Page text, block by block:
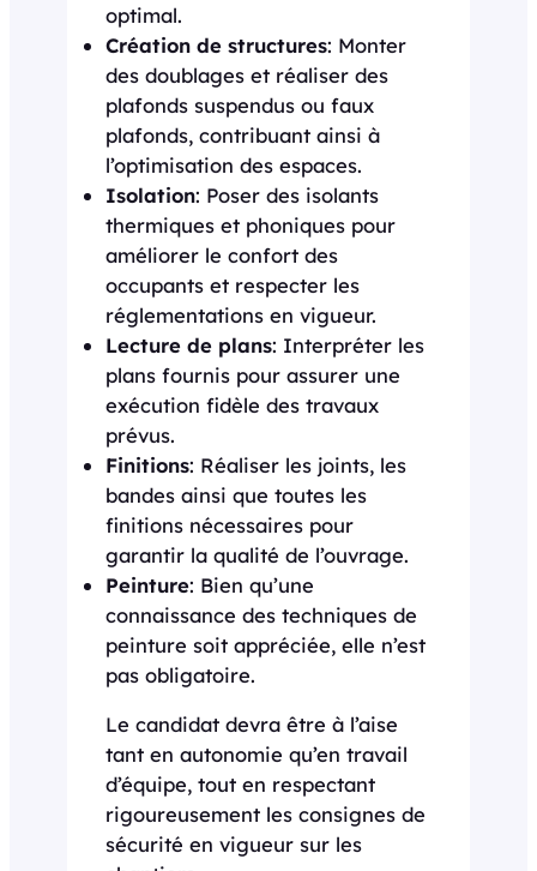
optimal.
Création de structures: Monter
des doublages et réaliser des
plafonds suspendus ou faux
plafonds, contribuant ainsi à
l’optimisation des espaces.
Isolation: Poser des isolants
thermiques et phoniques pour
améliorer le confort des
occupants et respecter les
réglementations en vigueur.
Lecture de plans: Interpréter les
plans fournis pour assurer une
exécution fidèle des travaux
prévus.
Finitions: Réaliser les joints, les
bandes ainsi que toutes les
finitions nécessaires pour
garantir la qualité de l’ouvrage.
Peinture: Bien qu’une
connaissance des techniques de
peinture soit appréciée, elle n’est
pas obligatoire.
Le candidat devra être à l’aise
tant en autonomie qu’en travail
d’équipe, tout en respectant
rigoureusement les consignes de
sécurité en vigueur sur les